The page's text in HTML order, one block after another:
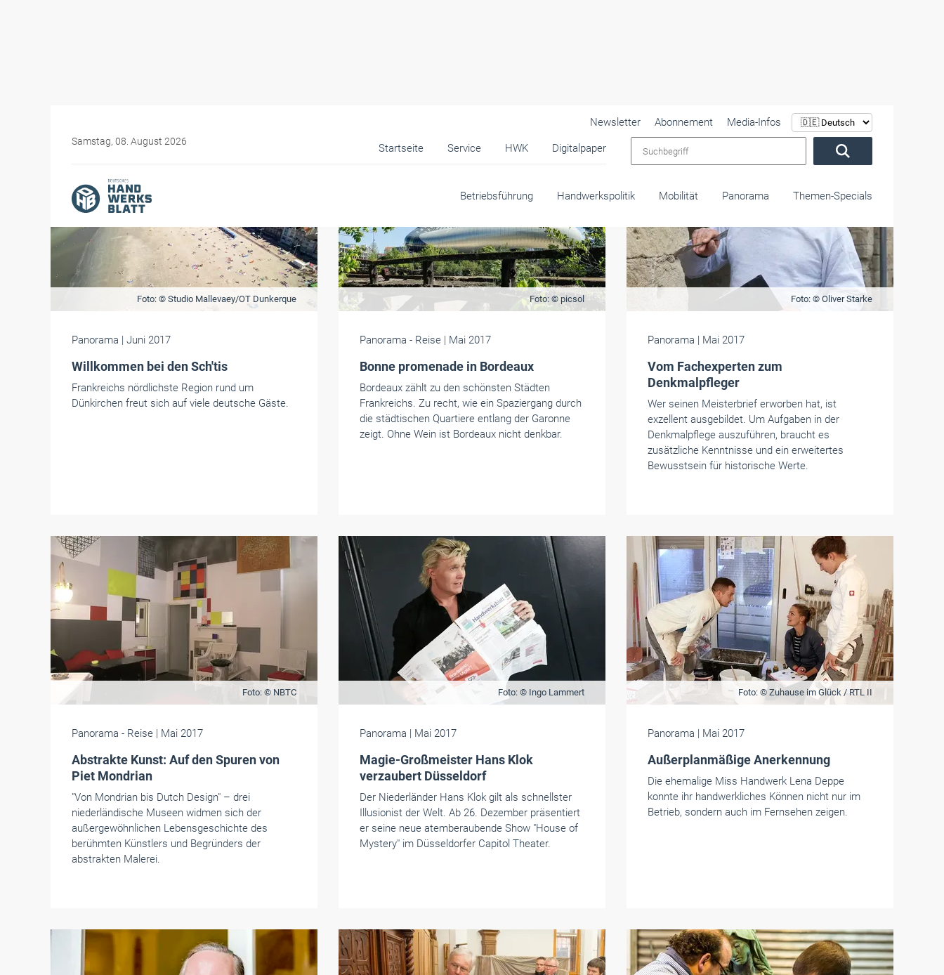
Samstag, 08. August 2026
Startseite Service HWK Digitalpaper
Newsletter Abonnement
Media-Infos
Betriebsführung Handwerkspolitik Mobilität Panorama Themen-Specials
Foto: © Studio Mallevaey/OT Dunkerque
Panorama | Juni 2017
Willkommen bei den Sch'tis
Frankreichs nördlichste Region rund um
Dünkirchen freut sich auf viele deutsche Gäste.
Foto: © picsol
Panorama - Reise | Mai 2017
Bonne promenade in Bordeaux
Bordeaux zählt zu den schönsten Städten
Frankreichs. Zu recht, wie ein Spaziergang durch
die städtischen Quartiere entlang der Garonne
zeigt. Ohne Wein ist Bordeaux nicht denkbar.
Foto: © Oliver Starke
Panorama | Mai 2017
Vom Fachexperten zum
Denkmalpfleger
Wer seinen Meisterbrief erworben hat, ist
exzellent ausgebildet. Um Aufgaben in der
Denkmalpflege auszuführen, braucht es
zusätzliche Kenntnisse und ein erweitertes
Bewusstsein für historische Werte.
Foto: © NBTC
Panorama - Reise | Mai 2017
Abstrakte Kunst: Auf den Spuren von
Piet Mondrian
"Von Mondrian bis Dutch Design" – drei
niederländische Museen widmen sich der
außergewöhnlichen Lebensgeschichte des
berühmten Künstlers und Begründers der
abstrakten Malerei.
Foto: © Ingo Lammert
Panorama | Mai 2017
Magie-Großmeister Hans Klok
verzaubert Düsseldorf
Der Niederländer Hans Klok gilt als schnellster
Illusionist der Welt. Ab 26. Dezember präsentiert
er seine neue atemberaubende Show "House of
Mystery" im Düsseldorfer Capitol Theater.
Foto: © Zuhause im Glück / RTL II
Panorama | Mai 2017
Außerplanmäßige Anerkennung
Die ehemalige Miss Handwerk Lena Deppe
konnte ihr handwerkliches Können nicht nur im
Betrieb, sondern auch im Fernsehen zeigen.